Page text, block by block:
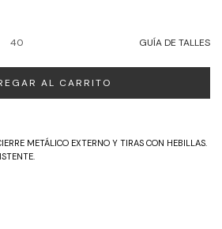
40 GUÍA DE TALLES
METÁLICO EXTERNO Y TIRAS CON HEBILLAS.